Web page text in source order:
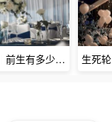
【广州表白】前生有多少未尽的缘7张